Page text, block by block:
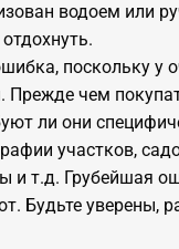
водоем или
поскольку
чем
ли они
участков,
и т.д. Грубейшая
Будьте уверены,